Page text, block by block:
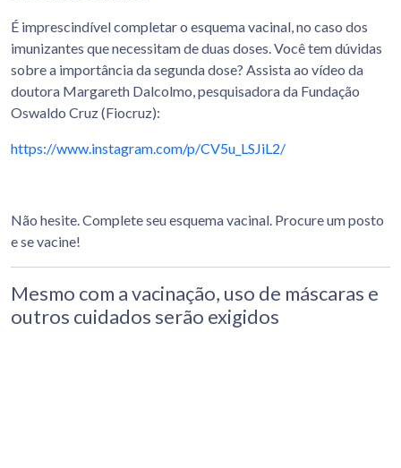
É imprescindível completar o esquema vacinal, no caso dos
imunizantes que necessitam de duas doses. Você tem dúvidas
sobre a importância da segunda dose? Assista ao vídeo da
doutora Margareth Dalcolmo, pesquisadora da Fundação
Oswaldo Cruz (Fiocruz):
https://www.instagram.com/p/CV5u_LSJiL2/
Não hesite. Complete seu esquema vacinal. Procure um posto
e se vacine!
Mesmo com a vacinação, uso de máscaras e
outros cuidados serão exigidos